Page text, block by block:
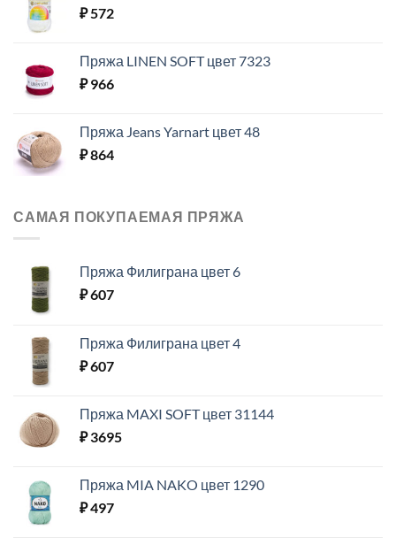
₽572
Пряжа LINEN SOFT цвет 7323
₽966
Пряжа Jeans Yarnart цвет 48
₽864
САМАЯ ПОКУПАЕМАЯ ПРЯЖА
Пряжа Филиграна цвет 6
₽607
Пряжа Филиграна цвет 4
₽607
Пряжа MAXI SOFT цвет 31144
₽3695
Пряжа MIA NAKO цвет 1290
₽497